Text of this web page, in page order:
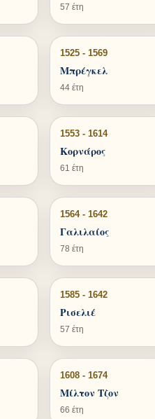
57 έτη
1525 - 1569
Μπρέγκελ
44 έτη
1553 - 1614
Κορνάρος
61 έτη
1564 - 1642
Γαλιλαίος
78 έτη
1585 - 1642
Ρισελιέ
57 έτη
1608 - 1674
Μίλτον Τζον
66 έτη